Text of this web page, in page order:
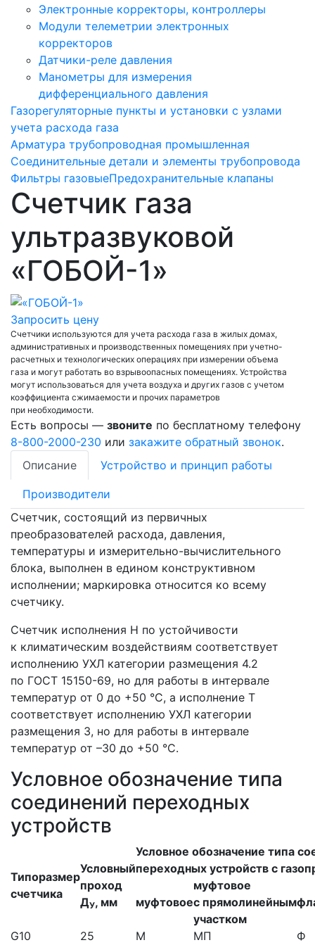
Электронные корректоры, контроллеры
Модули телеметрии электронных
корректоров
Датчики-реле давления
Манометры для измерения
дифференциального давления
Газорегуляторные пункты и установки с узлами
учета расхода газа
Арматура трубопроводная промышленная
Соединительные детали и элементы трубопровода
Фильтры газовыеПредохранительные клапаны
Счетчик газа
ультразвуковой
«ГОБОЙ-1»
Запросить цену
Счетчики используются для учета расхода газа в жилых домах,
административных и производственных помещениях при учетно-
расчетных и технологических операциях при измерении объема
газа и могут работать во взрывоопасных помещениях. Устройства
могут использоваться для учета воздуха и других газов с учетом
коэффициента сжимаемости и прочих параметров
при необходимости.
Есть вопросы — звоните по бесплатному телефону
8-800-2000-230 или закажите обратный звонок.
Описание
Устройство и принцип работы
Производители
Счетчик, состоящий из первичных
преобразователей расхода, давления,
температуры и измерительно-вычислительного
блока, выполнен в едином конструктивном
исполнении; маркировка относится ко всему
счетчику.
Счетчик исполнения Н по устойчивости
к климатическим воздействиям соответствует
исполнению УХЛ категории размещения 4.2
по ГОСТ 15150-69, но для работы в интервале
температур от 0 до +50 °С, а исполнение Т
соответствует исполнению УХЛ категории
размещения 3, но для работы в интервале
температур от –30 до +50 °С.
Условное обозначение типа
соединений переходных
устройств
Типоразмер
счетчика
Условный
проход
ДУ, мм
Условное обозначение типа
переходных устройств с
муфтовое
муфтовое
с прямолинейным
участком
G10 25 М МП
Ф